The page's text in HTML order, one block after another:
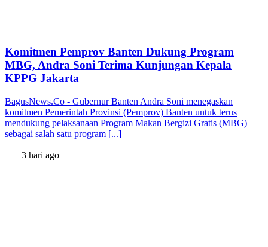
Komitmen Pemprov Banten Dukung Program
MBG, Andra Soni Terima Kunjungan Kepala
KPPG Jakarta
BagusNews.Co - Gubernur Banten Andra Soni menegaskan
komitmen Pemerintah Provinsi (Pemprov) Banten untuk terus
mendukung pelaksanaan Program Makan Bergizi Gratis (MBG)
sebagai salah satu program [...]
3 hari ago